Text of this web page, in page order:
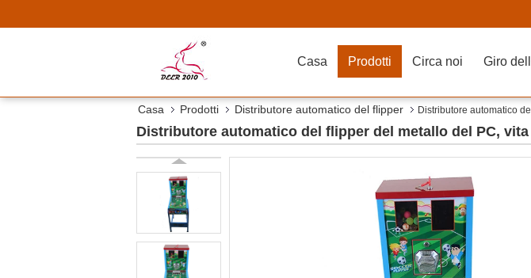
Casa Prodotti Circa noi Giro
Casa Prodotti Distributore automatico del flipper Distributore automatico
Distributore automatico del flipper del metallo del PC,